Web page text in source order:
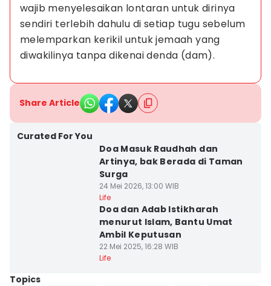
wajib menyelesaikan lontaran untuk dirinya
sendiri terlebih dahulu di setiap tugu sebelum
melemparkan kerikil untuk jemaah yang
diwakilinya tanpa dikenai denda (dam).
Share Article
Curated For You
Doa Masuk Raudhah dan
Artinya, bak Berada di Taman
Surga
24 Mei 2026, 13:00 WIB
Life
Doa dan Adab Istikharah
menurut Islam, Bantu Umat
Ambil Keputusan
22 Mei 2025, 16:28 WIB
Life
Topics